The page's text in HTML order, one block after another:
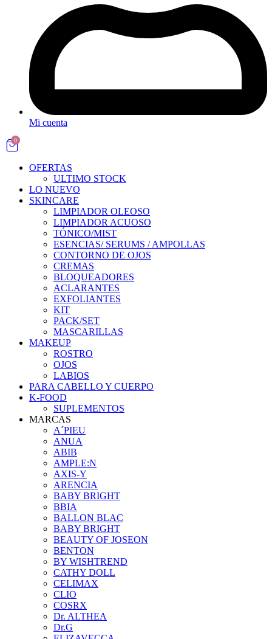
Mi cuenta
0
OFERTAS
ULTIMO STOCK
LO NUEVO
SKINCARE
LIMPIADOR OLEOSO
LIMPIADOR ACUOSO
TÓNICO/MIST
ESENCIAS/ SERUMS / AMPOLLAS
CONTORNO DE OJOS
CREMAS
BLOQUEADORES
ACLARANTES
EXFOLIANTES
KIT
PACK/SET
MASCARILLAS
MAKEUP
ROSTRO
OJOS
LABIOS
PARA CABELLO Y CUERPO
K-FOOD
SUPLEMENTOS
MARCAS
A´PIEU
ANUA
ABIB
AMPLE:N
AXIS-Y
ARENCIA
BABY BRIGHT
BBIA
BALLON BLAC
BABY BRIGHT
BEAUTY OF JOSEON
BENTON
BY WISHTREND
CATHY DOLL
CELIMAX
CLIO
COSRX
Dr. ALTHEA
Dr.G